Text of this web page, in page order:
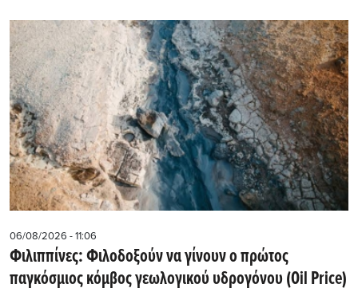
06/08/2026 - 11:06
Φιλιππίνες: Φιλοδοξούν να γίνουν ο πρώτος
παγκόσμιος κόμβος γεωλογικού υδρογόνου (Oil Price)